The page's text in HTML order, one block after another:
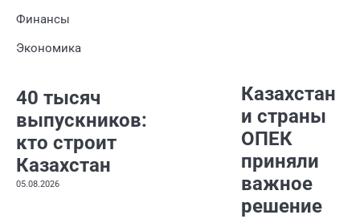
Финансы
Экономика
40 тысяч
выпускников:
кто строит
Казахстан
05.08.2026
Казахстан
и страны
ОПЕК
приняли
важное
решение